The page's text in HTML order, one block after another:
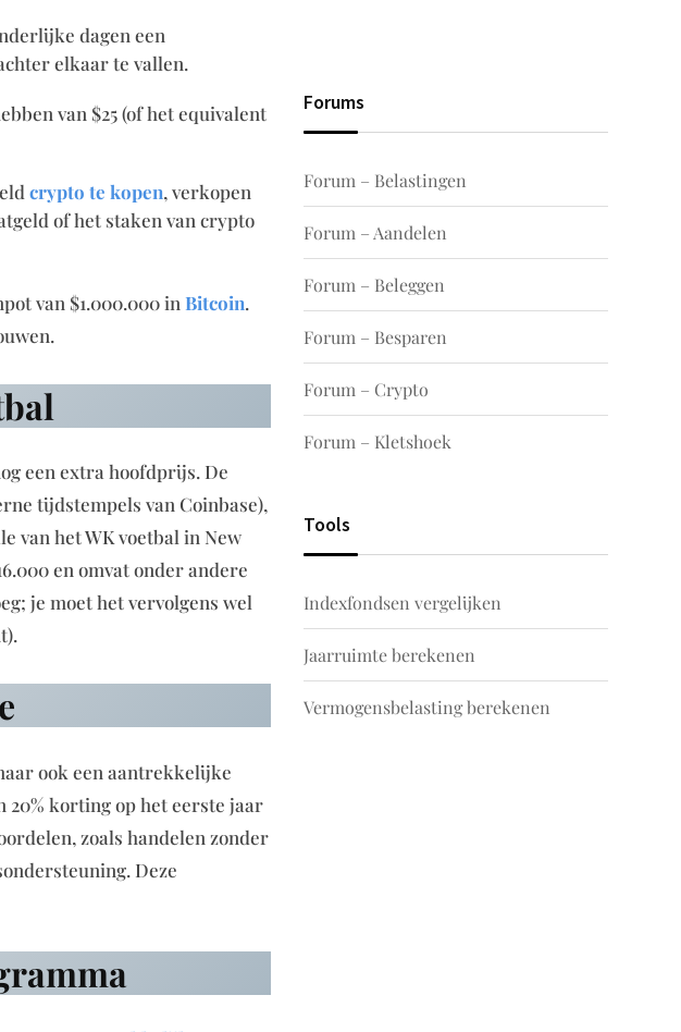
dagen een
elkaar te vallen.
van $25 (of het equivalent
crypto te kopen, verkopen
of het staken van crypto
van $1.000.000 in Bitcoin.
een extra hoofdprijs. De
tijdstempels van Coinbase),
van het WK voetbal in New
en omvat onder andere
je moet het vervolgens wel
ook een aantrekkelijke
korting op het eerste jaar
zoals handelen zonder
Deze
Forums
Forum – Belastingen
Forum – Aandelen
Forum – Beleggen
Forum – Besparen
Forum – Crypto
Forum – Kletshoek
Tools
Indexfondsen vergelijken
Jaarruimte berekenen
Vermogensbelasting berekenen